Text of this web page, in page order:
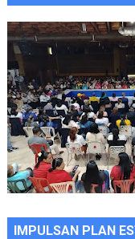
IMPULSAN PLAN